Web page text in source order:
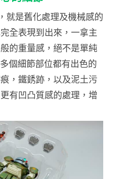
就是舊化處理及機械感的
全表現到出來，一拿主
的重量感，絕不是單純
個細節部位都有出色的
，鐵銹跡，以及泥土污
有凹凸質感的處理，增